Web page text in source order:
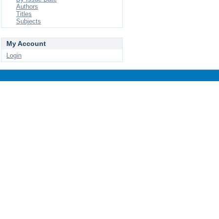
Authors
Titles
Subjects
My Account
Login